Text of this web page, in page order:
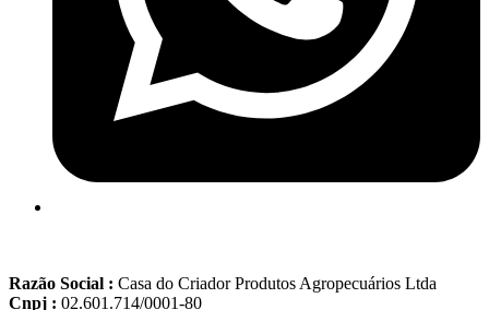
Razão Social : Casa do Criador Produtos Agropecuários Ltda
Cnpj : 02.601.714/0001-80